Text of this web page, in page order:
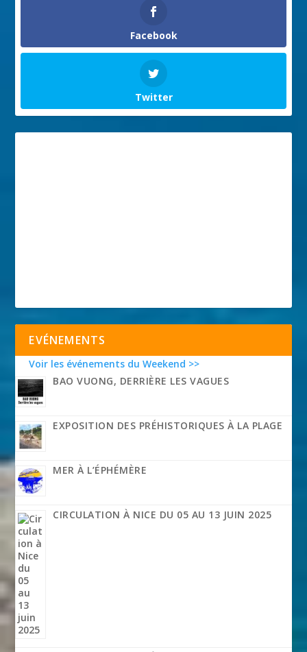
Facebook
Twitter
EVÉNEMENTS
Voir les événements du Weekend >>
BAO VUONG, DERRIÈRE LES VAGUES
EXPOSITION DES PRÉHISTORIQUES À LA PLAGE
MER À L’ÉPHÉMÈRE
CIRCULATION À NICE DU 05 AU 13 JUIN 2025